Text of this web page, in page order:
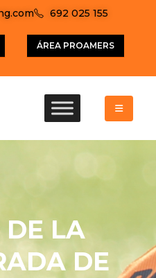
692 025 155
ÁREA PROAMERS
DE LA
DE